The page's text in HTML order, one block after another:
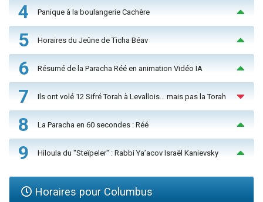
4 Panique à la boulangerie Cachère
5 Horaires du Jeûne de Ticha Béav
6 Résumé de la Paracha Réé en animation Vidéo IA
7 Ils ont volé 12 Sifré Torah à Levallois… mais pas la Torah
8 La Paracha en 60 secondes : Réé
9 Hiloula du "Steïpeler" : Rabbi Ya’acov Israël Kanievsky
Horaires pour Columbus